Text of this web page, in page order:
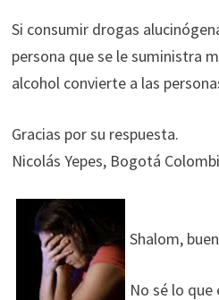
Si consumir drogas
persona que se le suministra
alcohol convierte a las
Gracias por su respuesta.
Nicolás Yepes, Bogotá
Shalom,
No sé lo